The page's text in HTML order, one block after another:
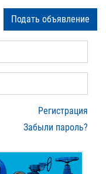
Подать объявление
Регистрация
Забыли пароль?